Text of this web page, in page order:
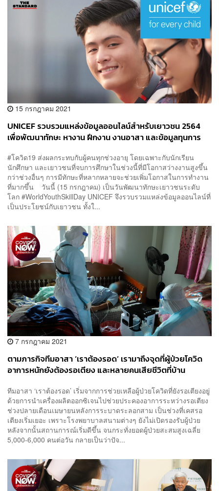
15 กรกฎาคม 2021
UNICEF รวบรวมแหล่งข้อมูลออนไลน์สำหรับเยาวชน 2564
เพื่อพัฒนาทักษะ หางาน ฝึกงาน งานอาสา และข้อมูลทุนการ
#โควิด19 ส่งผลกระทบกับผู้คนทุกช่วงอายุ โดยเฉพาะกับนักเรียน
นักศึกษา และเยาวชนที่จบการศึกษาในช่วงนี้ที่มีโอกาสว่างงานสูงขึ้น
กว่าช่วงอื่นๆ การมีทักษะที่หลากหลายจะช่วยเพิ่มโอกาสในการทำงาน
ที่มากขึ้น วันนี้ (15 กรกฎาคม) เป็นวันพัฒนาทักษะเยาวชนระดับ
โลก #WorldYouthSkillDay UNICEF จึงรวบรวมแหล่งข้อมูลออนไลน์ที่
เป็นประโยชน์กับเยาวชน ทั้งใ...
7 กรกฎาคม 2021
ตามภารกิจทีมอาสา ‘เราต้องรอด’ เรามาถึงจุดที่ผู้ป่วยโควิด
อาการหนักยังต้องรอเตียง และหลายคนเสียชีวิตที่บ้าน
ทีมอาสา ‘เราต้องรอด’ เริ่มจากการช่วยเหลือผู้ป่วยโควิดที่ยังรอเตียงอยู่
ด้วยการนำเครื่องผลิตออกซิเจนไปช่วยประคองอาการระหว่างรอเตียง
ช่วงปลายเดือนเมษายนหลังการระบาดระลอกสาม เป็นช่วงที่เคสรอ
เตียงเริ่มเยอะ เพราะโรงพยาบาลสนามต่างๆ ยังไม่เปิดรองรับผู้ป่วย
หลังจากนั้นสถานการณ์เริ่มดีขึ้น จนกระทั่งยอดผู้ป่วยสะสมสูงเฉลี่ย
5,000-6,000 คนต่อวัน กลายเป็นว่าปัจ...